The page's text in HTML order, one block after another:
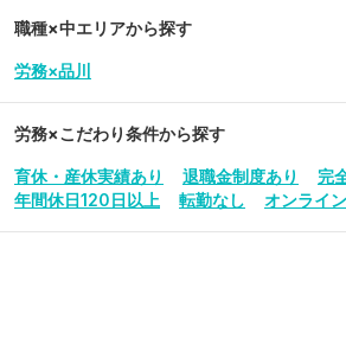
職種×中エリアから探す
労務×品川
労務×こだわり条件から探す
育休・産休実績あり 退職金制度あり
完
年間休日120日以上
転勤なし オンライ